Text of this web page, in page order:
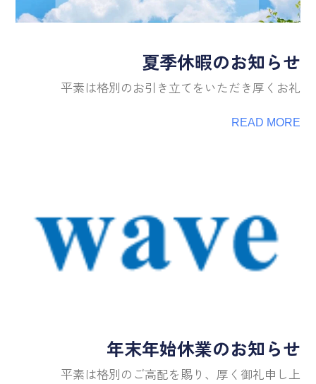
夏季休暇のお知らせ
平素は格別のお引き立てをいただき厚くお礼
READ MORE
年末年始休業のお知らせ
平素は格別のご高配を賜り、厚く御礼申し上